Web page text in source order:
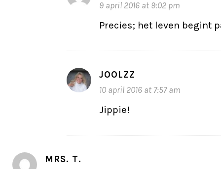
9 april 2016 at 9:02 pm
Precies; het leven begint
JOOLZZ
10 april 2016 at 7:57 am
Jippie!
MRS. T.